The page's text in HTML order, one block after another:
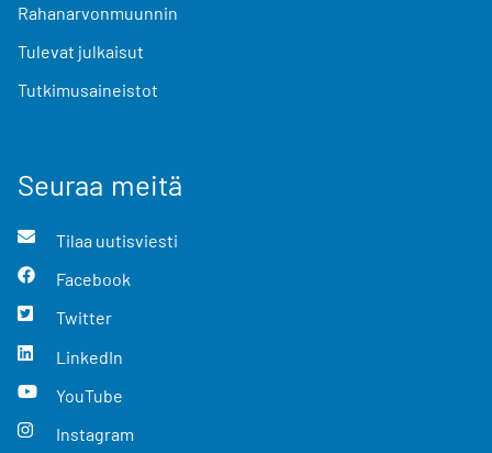
Rahanarvonmuunnin
Tulevat julkaisut
Tutkimusaineistot
Seuraa meitä
Tilaa uutisviesti
Facebook
Twitter
LinkedIn
YouTube
Instagram